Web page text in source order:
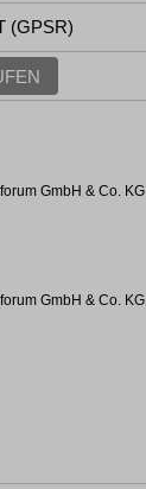
(GPSR)
GmbH & Co. KG
GmbH & Co. KG